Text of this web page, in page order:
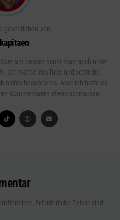
geschrieben von
am besten kennt man mich unter
Ich mache YouTube und schreibe
nichts besonderes. Aber ich hoffe es
Kommentaren etwas schnacken.
Erforderliche Felder sind